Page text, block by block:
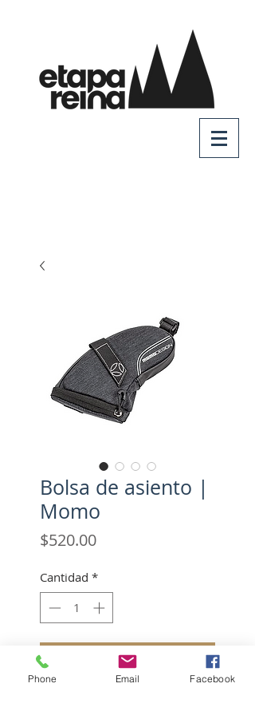
Bolsa de asiento |
Momo
$520.00Precio
Cantidad *
Agregar al carrito
Phone Email Facebook